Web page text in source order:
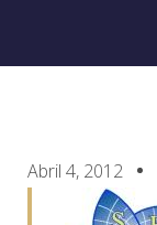
Abril 4, 2012